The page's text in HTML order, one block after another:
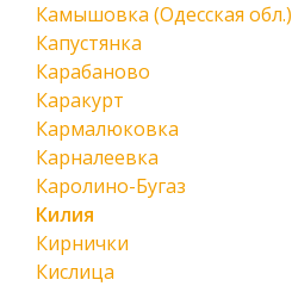
Камышовка (Одесская обл.)
Капустянка
Карабаново
Каракурт
Кармалюковка
Карналеевка
Каролино-Бугаз
Килия
Кирнички
Кислица